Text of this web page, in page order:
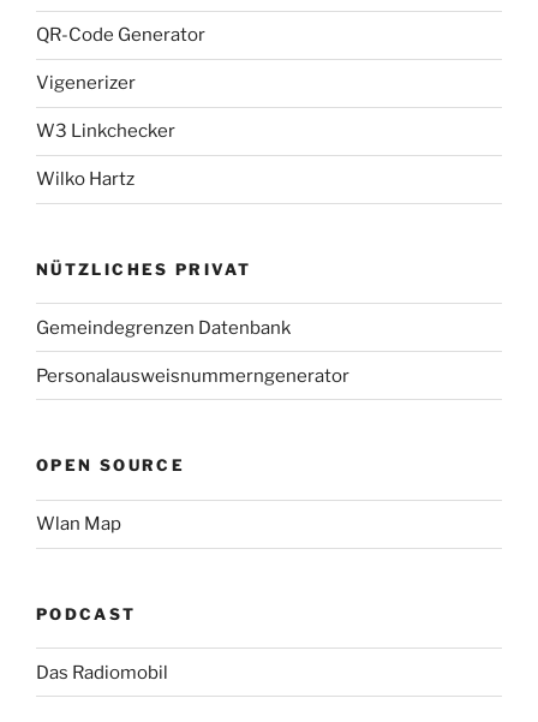
QR-Code Generator
Vigenerizer
W3 Linkchecker
Wilko Hartz
NÜTZLICHES PRIVAT
Gemeindegrenzen Datenbank
Personalausweisnummerngenerator
OPEN SOURCE
Wlan Map
PODCAST
Das Radiomobil